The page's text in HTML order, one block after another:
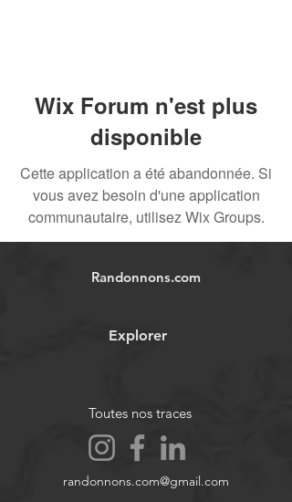
Wix Forum n'est plus
disponible
Cette application a été abandonnée. Si
vous avez besoin d'une application
communautaire, utilisez Wix Groups.
Randonnons.com
Explorer
Toutes nos traces
randonnons.com@gmail.com